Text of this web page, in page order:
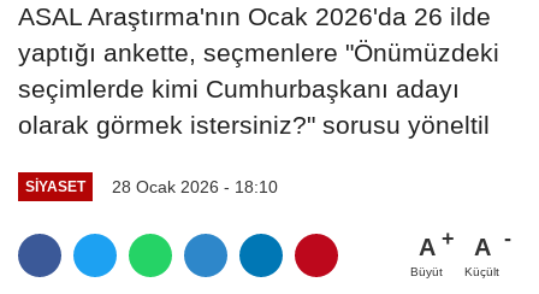
ASAL Araştırma'nın Ocak 2026'da 26 ilde
yaptığı ankette, seçmenlere "Önümüzdeki
seçimlerde kimi Cumhurbaşkanı adayı
olarak görmek istersiniz?" sorusu yöneltil
SIYASET 28 Ocak 2026 - 18:10
A
Büyüt
A
Küçült